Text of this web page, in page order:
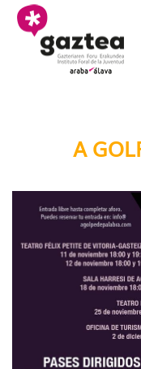
Saltar al contenido
A